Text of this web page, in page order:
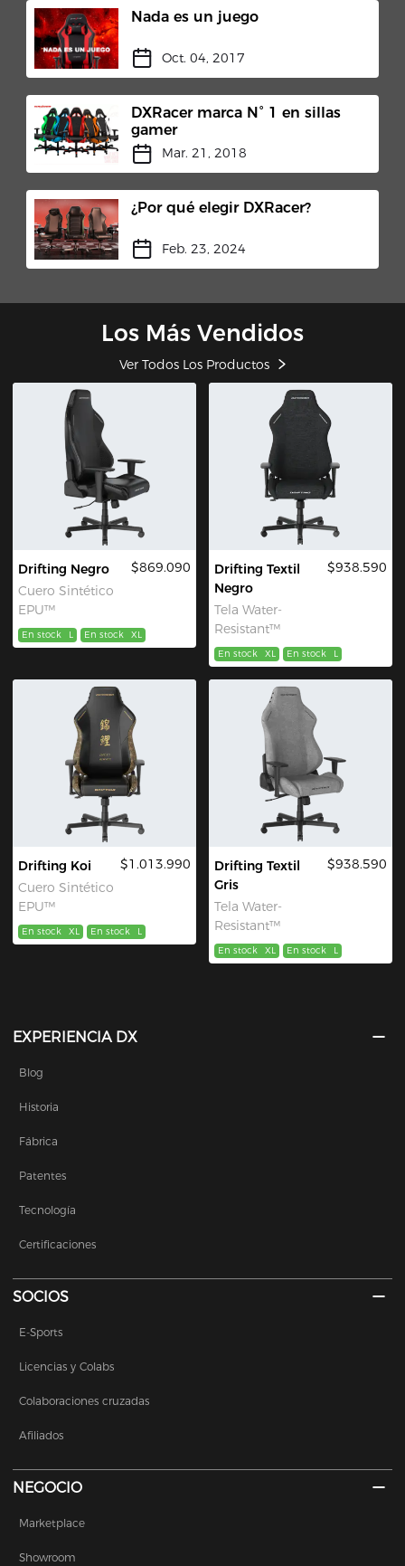
Nada es un juego
Oct. 04, 2017
DXRacer marca N° 1 en sillas
gamer
Mar. 21, 2018
¿Por qué elegir DXRacer?
Feb. 23, 2024
Los Más Vendidos
Ver Todos Los Productos
Drifting Negro
Cuero Sintético
EPU™
$869.090
En stock L En stock XL
Drifting Textil
Negro
Tela Water-
Resistant™
$938.590
En stock XL En stock L
Drifting Koi
Cuero Sintético
EPU™
$1.013.990
En stock XL En stock L
Drifting Textil
Gris
Tela Water-
Resistant™
$938.590
En stock XL En stock L
EXPERIENCIA DX
Blog
Historia
Fábrica
Patentes
Tecnología
Certificaciones
SOCIOS
E-Sports
Licencias y Colabs
Colaboraciones cruzadas
Afiliados
NEGOCIO
Marketplace
Showroom